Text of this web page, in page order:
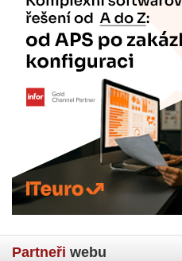
Partneři webu